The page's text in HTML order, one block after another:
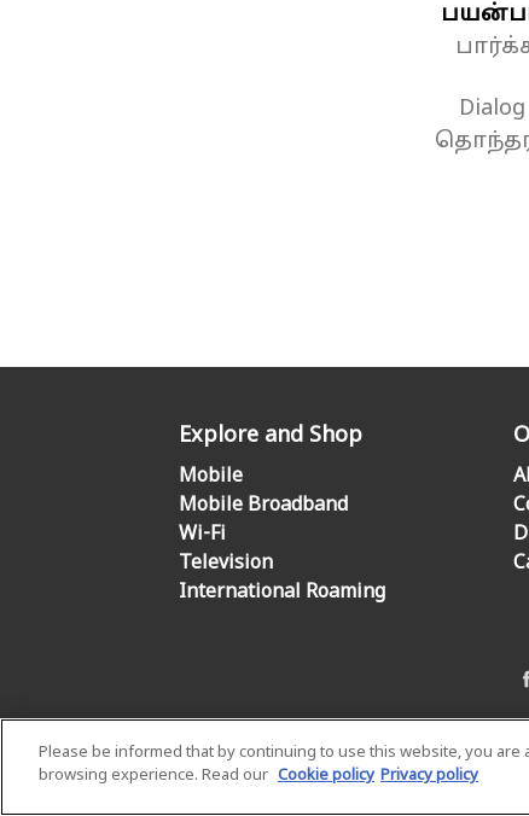
Explore and Shop
Mobile
Mobile Broadband
Wi-Fi
Television
International Roaming
Please be informed that by continuing to use this website, you
browsing experience. Read our Cookie policy Privacy policy